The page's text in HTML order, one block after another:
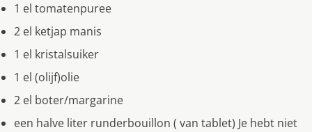
1 el tomatenpuree
2 el ketjap manis
1 el kristalsuiker
1 el (olijf)olie
2 el boter/margarine
een halve liter runderbouillon ( van tablet) Je hebt niet